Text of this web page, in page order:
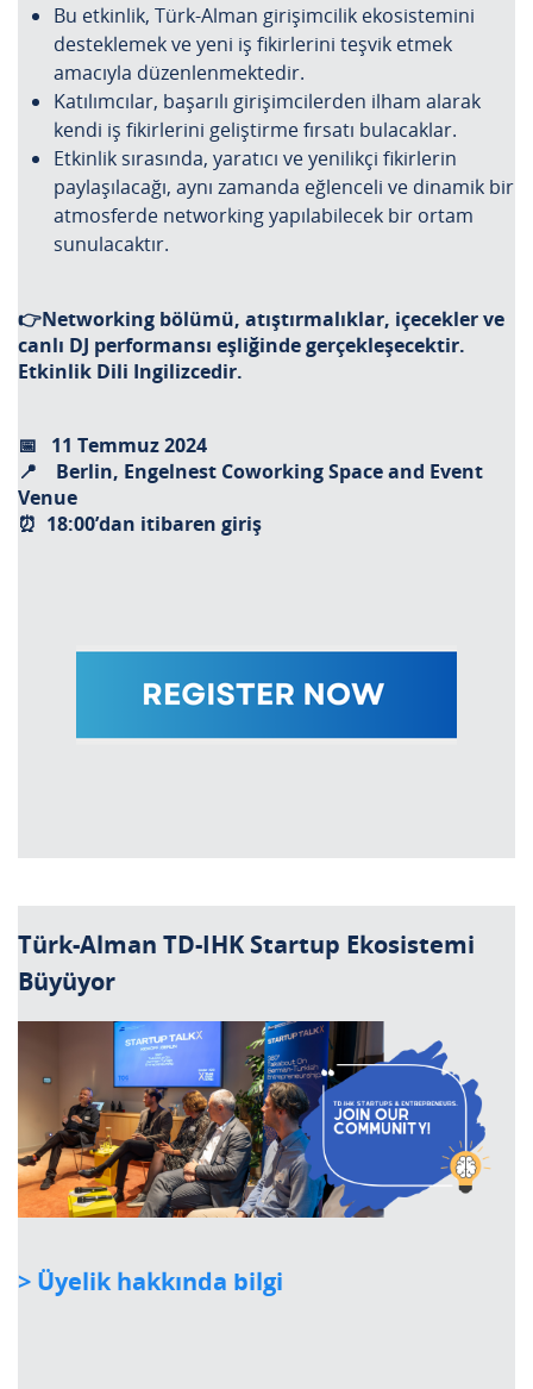
Bu etkinlik, Türk-Alman girişimcilik ekosistemini
desteklemek ve yeni iş fikirlerini teşvik etmek
amacıyla düzenlenmektedir.
Katılımcılar, başarılı girişimcilerden ilham alarak
kendi iş fikirlerini geliştirme fırsatı bulacaklar.
Etkinlik sırasında, yaratıcı ve yenilikçi fikirlerin
paylaşılacağı, aynı zamanda eğlenceli ve dinamik bir
atmosferde networking yapılabilecek bir ortam
sunulacaktır.
👉Networking bölümü, atıştırmalıklar, içecekler ve
canlı DJ performansı eşliğinde gerçekleşecektir.
Etkinlik Dili Ingilizcedir.
📅 11 Temmuz 2024
📍 Berlin, Engelnest Coworking Space and Event
Venue
⏰ 18:00’dan itibaren giriş
Türk-Alman TD-IHK Startup Ekosistemi
Büyüyor
> Üyelik hakkında bilgi